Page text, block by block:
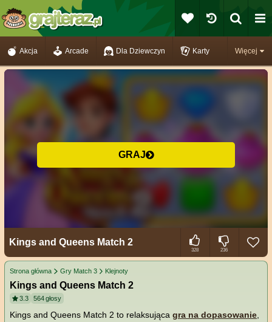
Więcej
Akcja Arcade Dla Dziewczyn Karty
GRAJ
Kings and Queens Match 2
328 236
Strona główna Gry Match 3 Klejnoty
Kings and Queens Match 2
3.3 564głosy
Kings and Queens Match 2 to relaksująca gra na dopasowanie,